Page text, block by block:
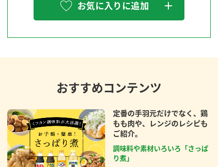
お気に入りに追加
おすすめコンテンツ
定番の手羽元だけでなく、鶏
もも肉や、レンジのレシピも
ご紹介。
調味料や素材いろいろ「さっぱ
り煮」